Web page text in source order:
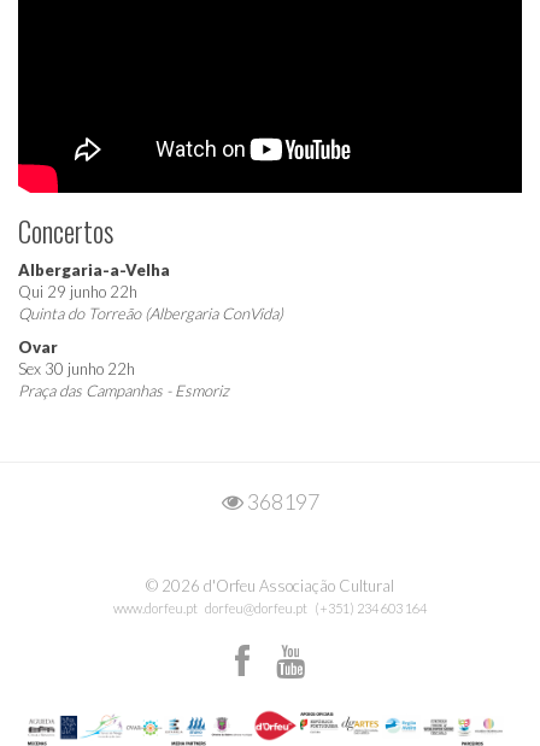
Concertos
Albergaria-a-Velha
Qui 29 junho 22h
Quinta do Torreão (Albergaria ConVida)
Ovar
Sex 30 junho 22h
Praça das Campanhas - Esmoriz
368197
© 2026 d'Orfeu Associação Cultural
www.dorfeu.pt dorfeu@dorfeu.pt (+351) 234 603 164